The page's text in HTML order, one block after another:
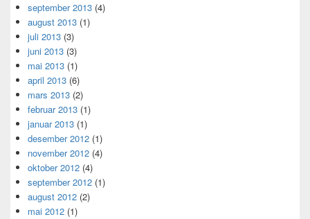
september 2013 (4)
august 2013 (1)
juli 2013 (3)
juni 2013 (3)
mai 2013 (1)
april 2013 (6)
mars 2013 (2)
februar 2013 (1)
januar 2013 (1)
desember 2012 (1)
november 2012 (4)
oktober 2012 (4)
september 2012 (1)
august 2012 (2)
mai 2012 (1)